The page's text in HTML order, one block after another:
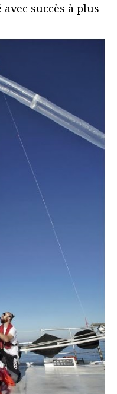
succès à plus